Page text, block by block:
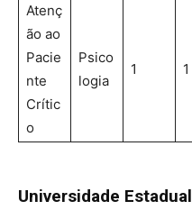
Atenç
ão ao
Pacie
nte
Crític
o
Psico
logia
1 1
Universidade